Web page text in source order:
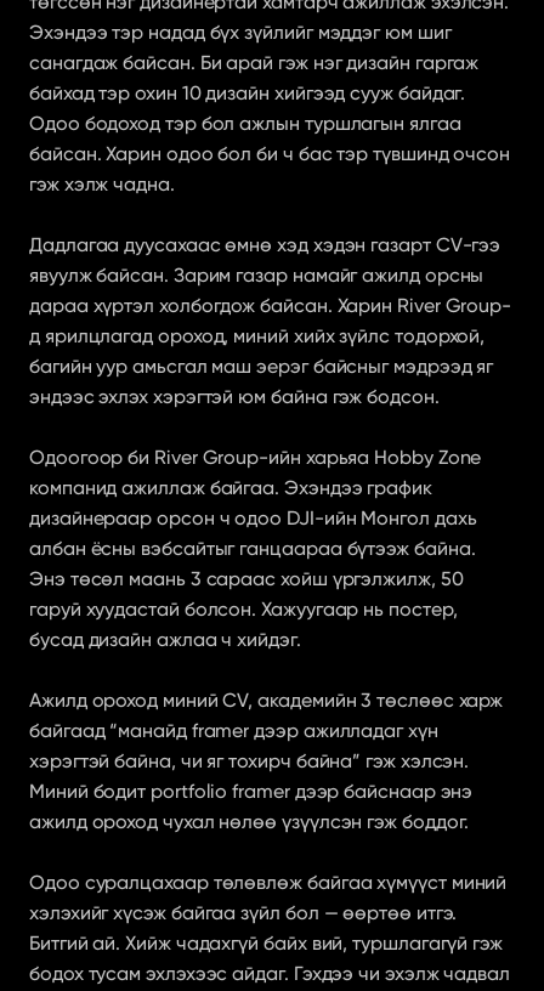
Эхэндээ тэр надад бүх зүйлийг мэддэг юм шиг
санагдаж байсан. Би арай гэж нэг дизайн гаргаж
байхад тэр охин 10 дизайн хийгээд сууж байдаг.
Одоо бодоход тэр бол ажлын туршлагын ялгаа
байсан. Харин одоо бол би ч бас тэр түвшинд очсон
гэж хэлж чадна.
Дадлагаа дуусахаас өмнө хэд хэдэн газарт CV-гээ
явуулж байсан. Зарим газар намайг ажилд орсны
дараа хүртэл холбогдож байсан. Харин River Group-
д ярилцлагад ороход, миний хийх зүйлс тодорхой,
багийн уур амьсгал маш эерэг байсныг мэдрээд яг
эндээс эхлэх хэрэгтэй юм байна гэж бодсон.
Одоогоор би River Group-ийн харьяа Hobby Zone
компанид ажиллаж байгаа. Эхэндээ график
дизайнераар орсон ч одоо DJI-ийн Монгол дахь
албан ёсны вэбсайтыг ганцаараа бүтээж байна.
Энэ төсөл маань 3 сараас хойш үргэлжилж, 50
гаруй хуудастай болсон. Хажуугаар нь постер,
бусад дизайн ажлаа ч хийдэг.
Ажилд ороход миний CV, академийн 3 төслөөс харж
байгаад “манайд framer дээр ажилладаг хүн
хэрэгтэй байна, чи яг тохирч байна” гэж хэлсэн.
Миний бодит portfolio framer дээр байснаар энэ
ажилд ороход чухал нөлөө үзүүлсэн гэж боддог.
Одоо суралцахаар төлөвлөж байгаа хүмүүст миний
хэлэхийг хүсэж байгаа зүйл бол — өөртөө итгэ.
Битгий ай. Хийж чадахгүй байх вий, туршлагагүй гэж
бодох тусам эхлэхээс айдаг. Гэхдээ чи эхэлж чадвал